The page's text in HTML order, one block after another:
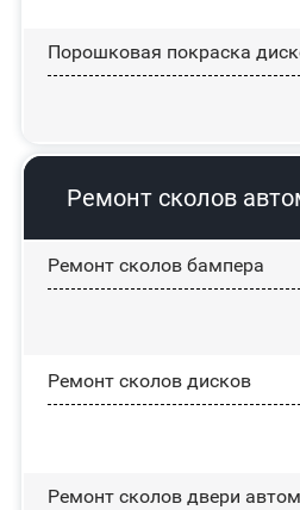
Порошковая покраска
Ремонт сколов
Ремонт сколов бампера
Ремонт сколов дисков
Ремонт сколов двери